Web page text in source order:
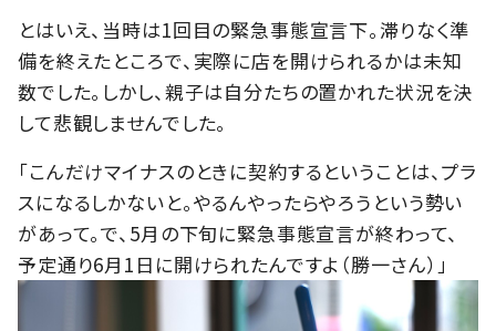
とはいえ、当時は1回目の緊急事態宣言下。滞りなく準
備を終えたところで、実際に店を開けられるかは未知
数でした。しかし、親子は自分たちの置かれた状況を決
して悲観しませんでした。
「こんだけマイナスのときに契約するということは、プラ
スになるしかないと。やるんやったらやろうという勢い
があって。で、5月の下旬に緊急事態宣言が終わって、
予定通り6月1日に開けられたんですよ（勝一さん）」